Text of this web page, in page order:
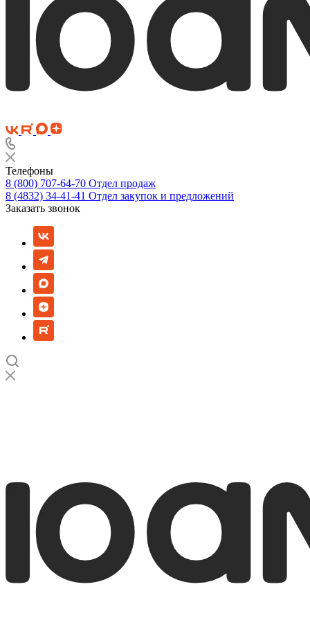
Телефоны
8 (800) 707-64-70 Отдел продаж
8 (4832) 34-41-41 Отдел закупок и предложений
Заказать звонок